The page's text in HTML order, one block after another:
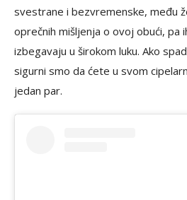
svestrane i bezvremenske, među
oprečnih mišljenja o ovoj obući, pa
izbegavaju u širokom luku. Ako
sigurni smo da ćete u svom
jedan par.